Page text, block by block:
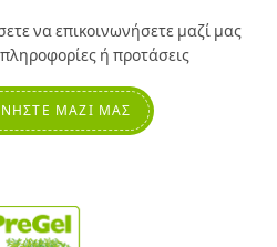
να επικοινωνήσετε μαζί μας
ή προτάσεις
ΜΑΖΊ ΜΑΣ